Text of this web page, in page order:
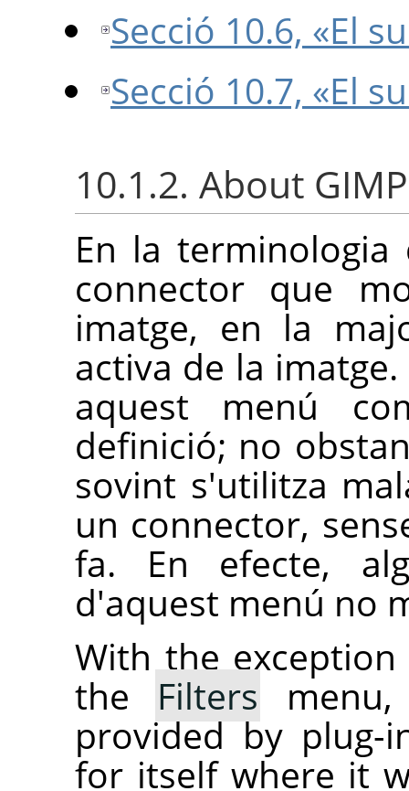
Secció 10.6, «El
Secció 10.7, «El
10.1.2. About GIMP
En la
connector que
imatge, en la
activa de la
aquest menú
definició; no
sovint s'utilitza
un connector,
fa. En efecte,
d'aquest menú no
With the
the Filters
provided by plug-
for itself where it